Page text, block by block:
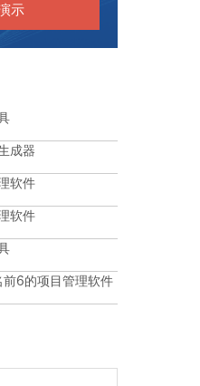
示
成器
软件
软件
6的项目管理软件